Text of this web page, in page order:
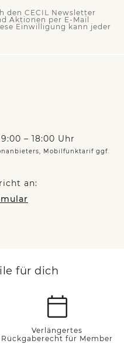
den CECIL Newsletter
Aktionen per E-Mail
Einwilligung kann jeder
– 18:00 Uhr
Mobilfunktarif ggf.
an:
für dich
Verlängertes
Rückgaberecht für Member